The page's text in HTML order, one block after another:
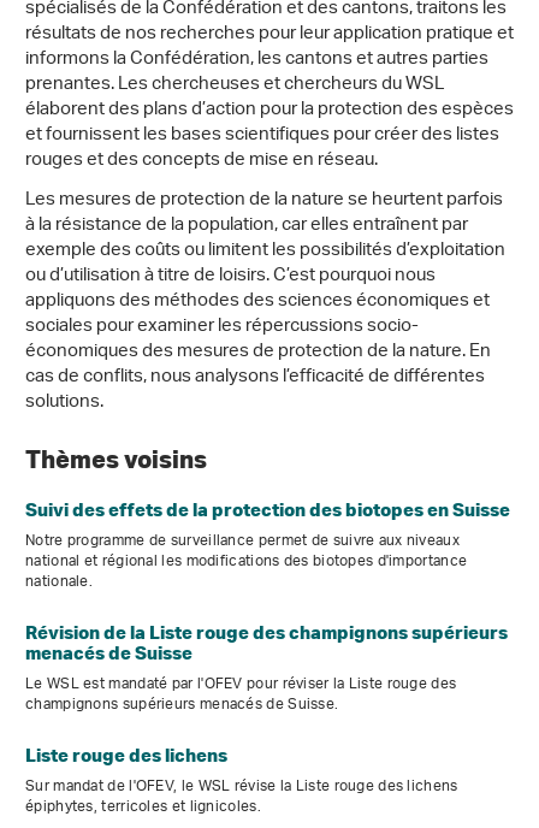
spécialisés de la Confédération et des cantons, traitons les
résultats de nos recherches pour leur application pratique et
informons la Confédération, les cantons et autres parties
prenantes. Les chercheuses et chercheurs du WSL
élaborent des plans d’action pour la protection des espèces
et fournissent les bases scientifiques pour créer des listes
rouges et des concepts de mise en réseau.
Les mesures de protection de la nature se heurtent parfois
à la résistance de la population, car elles entraînent par
exemple des coûts ou limitent les possibilités d’exploitation
ou d’utilisation à titre de loisirs. C’est pourquoi nous
appliquons des méthodes des sciences économiques et
sociales pour examiner les répercussions socio-
économiques des mesures de protection de la nature. En
cas de conflits, nous analysons l’efficacité de différentes
solutions.
Thèmes voisins
Suivi des effets de la protection des biotopes en Suisse
Notre programme de surveillance permet de suivre aux niveaux
national et régional les modifications des biotopes d'importance
nationale.
Révision de la Liste rouge des champignons supérieurs
menacés de Suisse
Le WSL est mandaté par l'OFEV pour réviser la Liste rouge des
champignons supérieurs menacés de Suisse.
Liste rouge des lichens
Sur mandat de l'OFEV, le WSL révise la Liste rouge des lichens
épiphytes, terricoles et lignicoles.